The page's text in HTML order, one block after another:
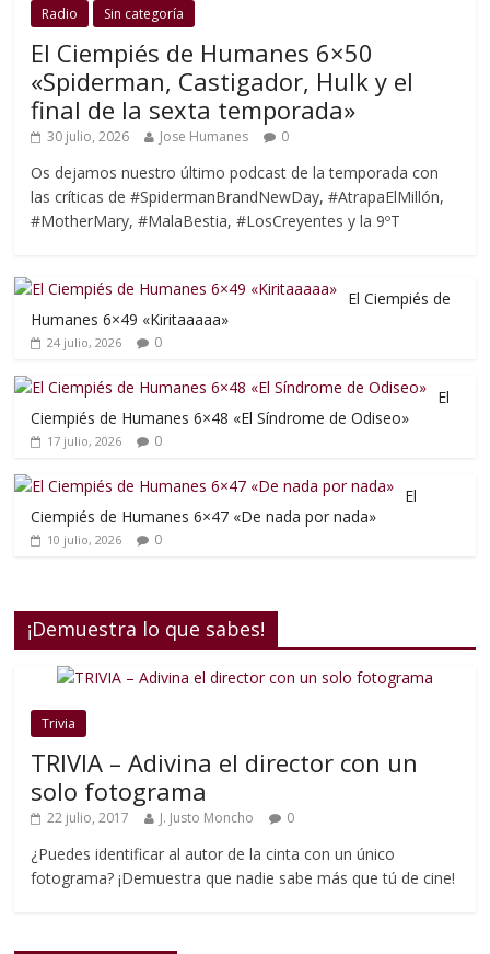
Radio Sin categoría
El Ciempiés de Humanes 6×50
«Spiderman, Castigador, Hulk y el
final de la sexta temporada»
30 julio, 2026 Jose Humanes 0
Os dejamos nuestro último podcast de la temporada con
las críticas de #SpidermanBrandNewDay, #AtrapaElMillón,
#MotherMary, #MalaBestia, #LosCreyentes y la 9ºT
El Ciempiés de
Humanes 6×49 «Kiritaaaaa»
24 julio, 2026 0
El
Ciempiés de Humanes 6×48 «El Síndrome de Odiseo»
17 julio, 2026 0
El
Ciempiés de Humanes 6×47 «De nada por nada»
10 julio, 2026 0
¡Demuestra lo que sabes!
Trivia
TRIVIA – Adivina el director con un
solo fotograma
22 julio, 2017 J. Justo Moncho 0
¿Puedes identificar al autor de la cinta con un único
fotograma? ¡Demuestra que nadie sabe más que tú de cine!